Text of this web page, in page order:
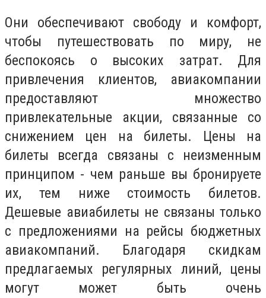
Они обеспечивают свободу и комфорт,
чтобы путешествовать по миру, не
беспокоясь о высоких затрат. Для
привлечения клиентов, авиакомпании
предоставляют множество
привлекательные акции, связанные со
снижением цен на билеты. Цены на
билеты всегда связаны с неизменным
принципом - чем раньше вы бронируете
их, тем ниже стоимость билетов.
Дешевые авиабилеты не связаны только
с предложениями на рейсы бюджетных
авиакомпаний. Благодаря скидкам
предлагаемых регулярных линий, цены
могут может быть очень